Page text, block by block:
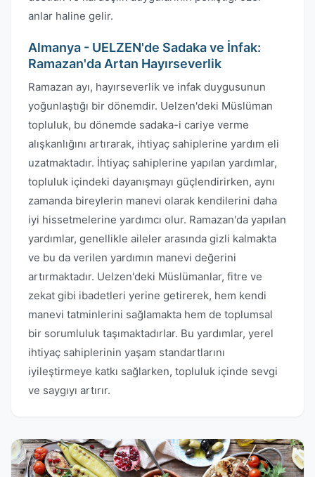
anlar haline gelir.
Almanya - UELZEN'de Sadaka ve İnfak:
Ramazan'da Artan Hayırseverlik
Ramazan ayı, hayırseverlik ve infak duygusunun
yoğunlaştığı bir dönemdir. Uelzen'deki Müslüman
topluluk, bu dönemde sadaka-i cariye verme
alışkanlığını artırarak, ihtiyaç sahiplerine yardım eli
uzatmaktadır. İhtiyaç sahiplerine yapılan yardımlar,
topluluk içindeki dayanışmayı güçlendirirken, aynı
zamanda bireylerin manevi olarak kendilerini daha
iyi hissetmelerine yardımcı olur. Ramazan'da yapılan
yardımlar, genellikle aileler arasında gizli kalmakta
ve bu da verilen yardımın manevi değerini
artırmaktadır. Uelzen'deki Müslümanlar, fitre ve
zekat gibi ibadetleri yerine getirerek, hem kendi
manevi tatminlerini sağlamakta hem de toplumsal
bir sorumluluk taşımaktadırlar. Bu yardımlar, yerel
ihtiyaç sahiplerinin yaşam standartlarını
iyileştirmeye katkı sağlarken, topluluk içinde sevgi
ve saygıyı artırır.